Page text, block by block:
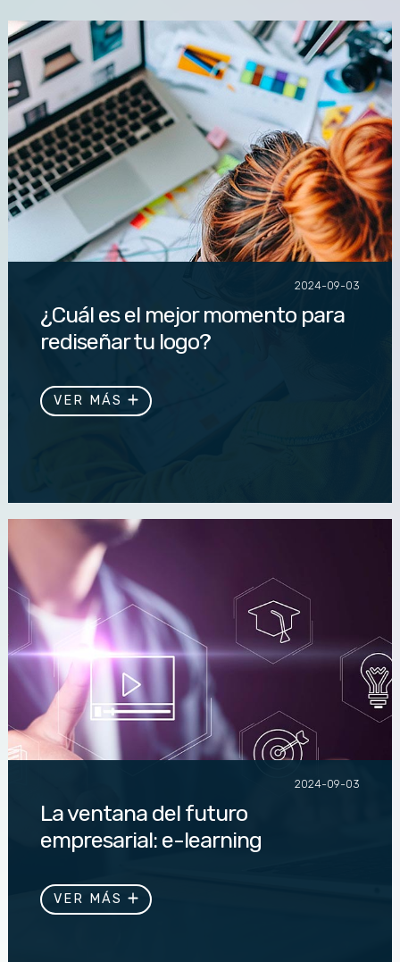
2024-09-03
¿Cuál es el mejor momento para
rediseñar tu logo?
cuándo es el momento ideal para un rediseño que
impulse tu imagen y conecte...
VER MÁS
2024-09-03
La ventana del futuro
empresarial: e-learning
Aprende cómo esta herramienta transforma la
capacitación y fortalece tu...
VER MÁS